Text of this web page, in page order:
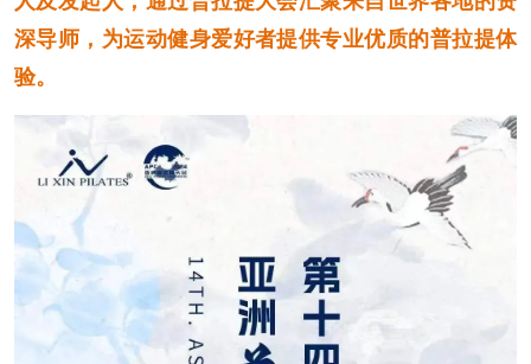
深导师，为运动健身爱好者提供专业优质的普拉提体
验。